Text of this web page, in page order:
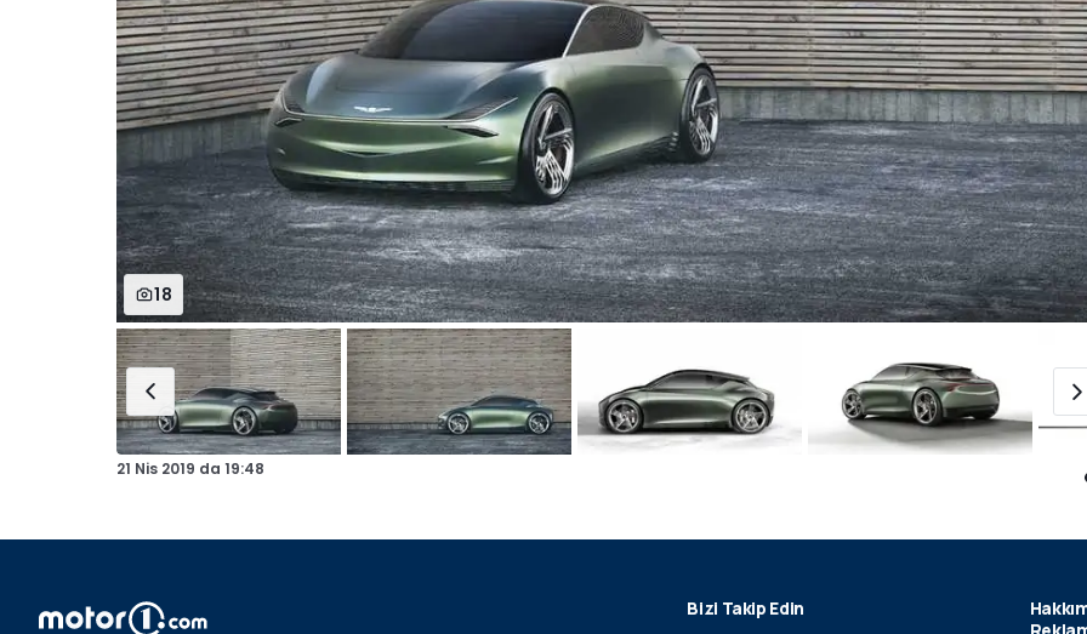
18
21 Nis 2019 da 19:48
Bizi Takip Edin